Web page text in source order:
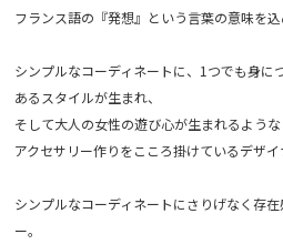
フランス語の『発想』という言葉の意味を込
シンプルなコーディネートに、1つでも身に
あるスタイルが生まれ、
そして大人の女性の遊び心が生まれるような
アクセサリー作りをこころ掛けているデザイ
シンプルなコーディネートにさりげなく存
ー。